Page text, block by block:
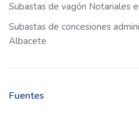
Subastas de vagón Notariales
Subastas de concesiones
Albacete
Fuentes